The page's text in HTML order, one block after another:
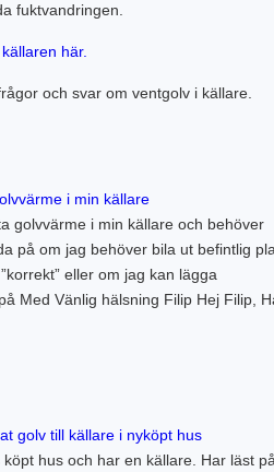
fuktvandringen.
här.
och svar om ventgolv i källare.
i min källare
golvvärme i min källare och behöver
på om jag behöver bila ut befintlig
eller om jag kan lägga
Med Vänlig hälsning Filip Hej Filip,
golv till källare i nyköpt hus
hus och har en källare. Har läst